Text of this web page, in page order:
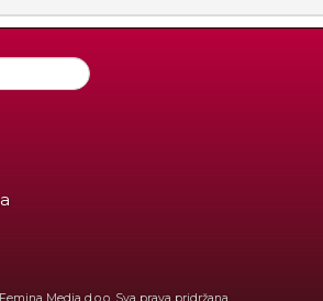
Media d.o.o. Sva prava pridržana.